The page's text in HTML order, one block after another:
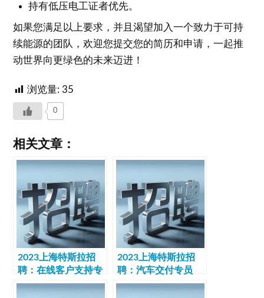
持有低压电工证者优先。
如果您满足以上要求，并且渴望加入一个致力于可持
续能源的团队，欢迎您提交您的简历和申请，一起推
动世界向更绿色的未来迈进！
浏览量: 35
0
相关文章：
2023上海特斯拉招
聘：在线客户支持专
员（大专、7-8千）
2023上海特斯拉招
聘：汽车交付专员
9k-15k